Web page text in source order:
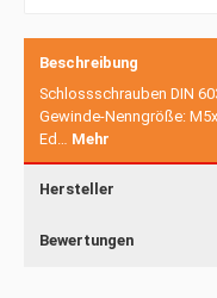
Beschreibung
Schlossschrauben DIN
Gewinde-Nenngröße:
Ed… Mehr
Hersteller
Bewertungen